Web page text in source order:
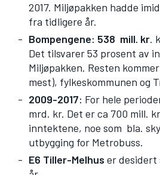
2017. Miljøpakken hadde
fra tidligere år.
Bompengene: 538 mill. kr.
Det tilsvarer 53 prosent av
Miljøpakken. Resten
mest), fylkeskommunen og
2009-2017: For hele
mrd. kr. Det er ca 700 mill.
inntektene, noe som bla.
utbygging for Metrobuss.
E6 Tiller-Melhus er